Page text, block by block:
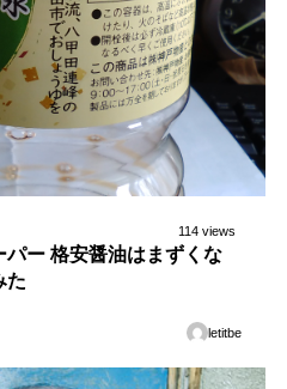
114 views
ー 格安醤油はまずくな
た
letitbe